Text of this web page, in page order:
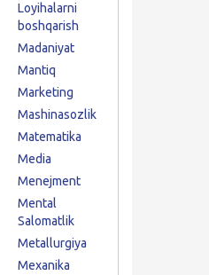
Loyihalarni
boshqarish
Madaniyat
Mantiq
Marketing
Mashinasozlik
Matematika
Media
Menejment
Mental
Salomatlik
Metallurgiya
Mexanika